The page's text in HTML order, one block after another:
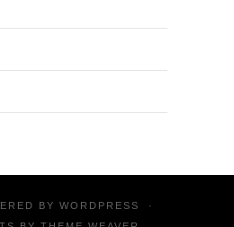
BY WORDPRESS
·